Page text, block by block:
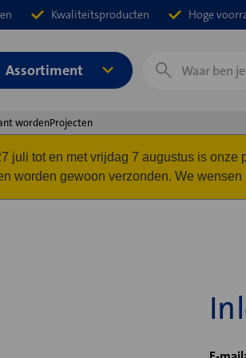
Kwaliteitsproducten Hoge
Assortiment
Zoeken
wordenProjecten
juli tot en met vrijdag 7 augustus is
worden gewoon verzonden. We